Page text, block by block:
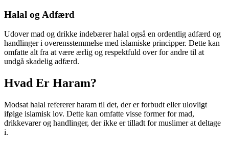
Halal og Adfærd
Udover mad og drikke indebærer halal også en ordentlig adfærd og
handlinger i overensstemmelse med islamiske principper. Dette kan
omfatte alt fra at være ærlig og respektfuld over for andre til at
undgå skadelig adfærd.
Hvad Er Haram?
Modsat halal refererer haram til det, der er forbudt eller ulovligt
ifølge islamisk lov. Dette kan omfatte visse former for mad,
drikkevarer og handlinger, der ikke er tilladt for muslimer at deltage
i.